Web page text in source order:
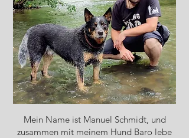
Mein Name ist Manuel Schmidt, und
zusammen mit meinem Hund Baro lebe